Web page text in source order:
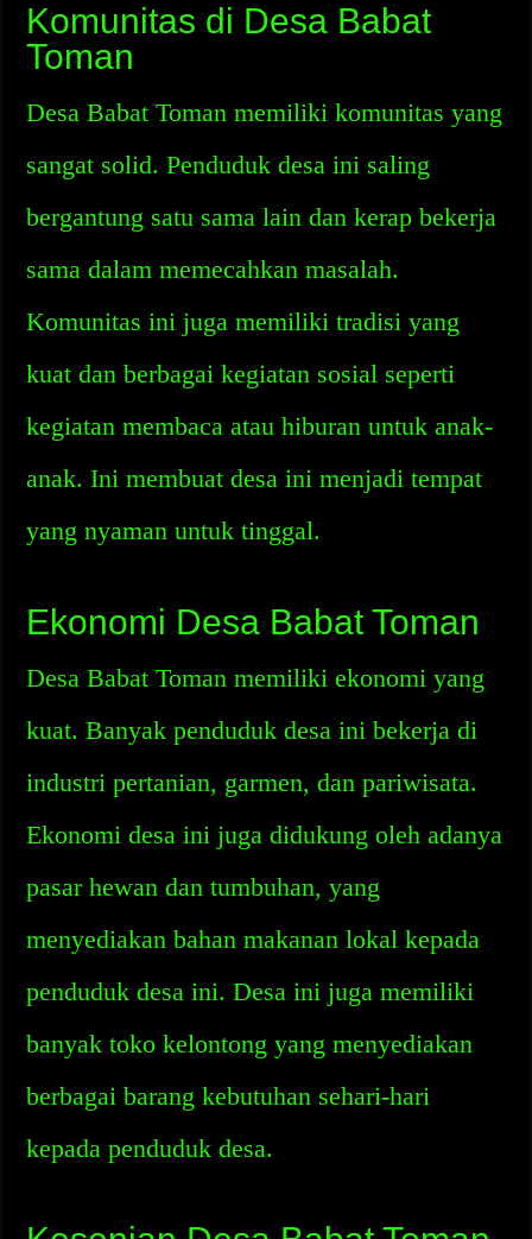
Komunitas di Desa Babat
Toman
Desa Babat Toman memiliki komunitas yang
sangat solid. Penduduk desa ini saling
bergantung satu sama lain dan kerap bekerja
sama dalam memecahkan masalah.
Komunitas ini juga memiliki tradisi yang
kuat dan berbagai kegiatan sosial seperti
kegiatan membaca atau hiburan untuk anak-
anak. Ini membuat desa ini menjadi tempat
yang nyaman untuk tinggal.
Ekonomi Desa Babat Toman
Desa Babat Toman memiliki ekonomi yang
kuat. Banyak penduduk desa ini bekerja di
industri pertanian, garmen, dan pariwisata.
Ekonomi desa ini juga didukung oleh adanya
pasar hewan dan tumbuhan, yang
menyediakan bahan makanan lokal kepada
penduduk desa ini. Desa ini juga memiliki
banyak toko kelontong yang menyediakan
berbagai barang kebutuhan sehari-hari
kepada penduduk desa.